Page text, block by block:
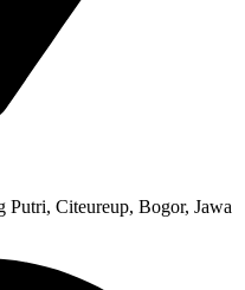
Putri, Citeureup, Bogor, Jawa